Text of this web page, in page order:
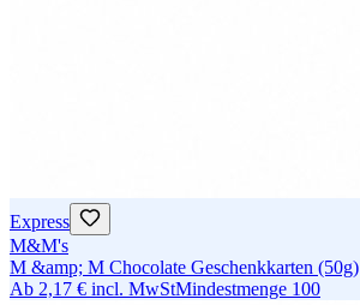
Express
M&M's
M &amp; M Chocolate Geschenkkarten (50g)
Ab 2,17 € incl. MwStMindestmenge 100